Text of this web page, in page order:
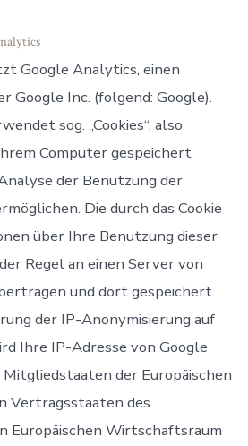
Google Analytics, einen
Google Inc. (folgend: Google).
sog. „Cookies“, also
Computer gespeichert
der Benutzung der
Die durch das Cookie
über Ihre Benutzung dieser
Regel an einen Server von
und dort gespeichert.
der IP-Anonymisierung auf
Ihre IP-Adresse von Google
der Europäischen
Vertragsstaaten des
Europäischen Wirtschaftsraum